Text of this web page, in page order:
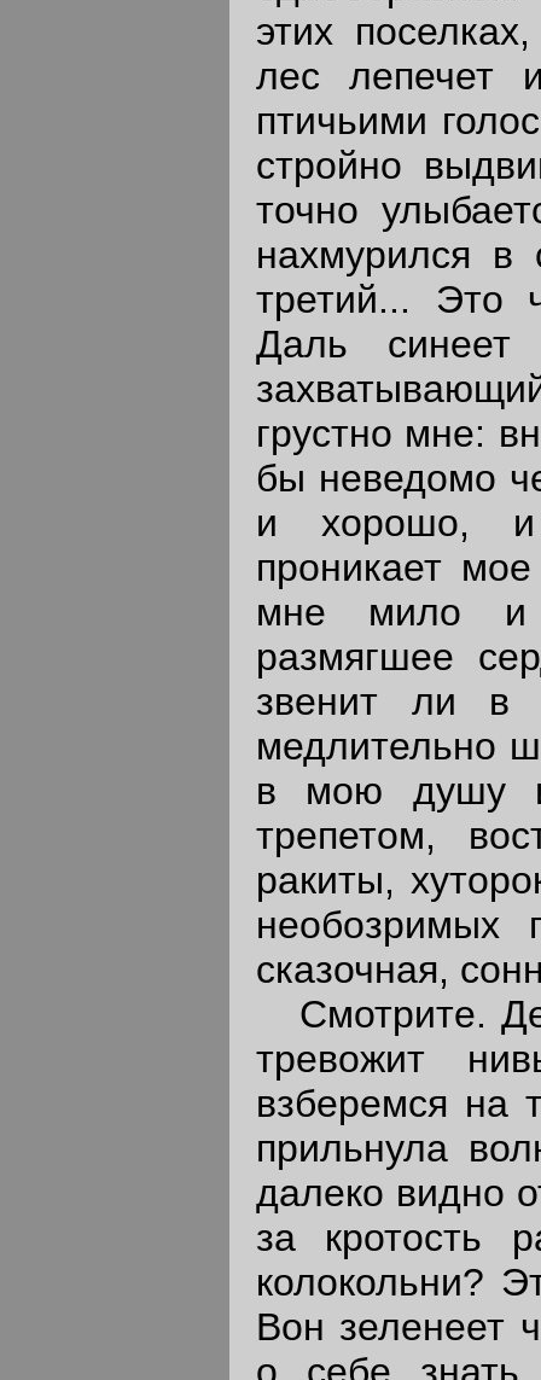
этих
лес лепечет
птичьими
стройно
точно
нахмурился
третий... Это
Даль синеет
грустно мне:
бы неведомо
и хорошо, и
проникает
мне мило и
размягшее
звенит ли в
медлительно
в мою душу
трепетом,
ракиты,
необозримых
сказочная,
Смотрите.
тревожит
взберемся на
прильнула
далеко видно
за кротость
колокольни?
Вон зеленеет